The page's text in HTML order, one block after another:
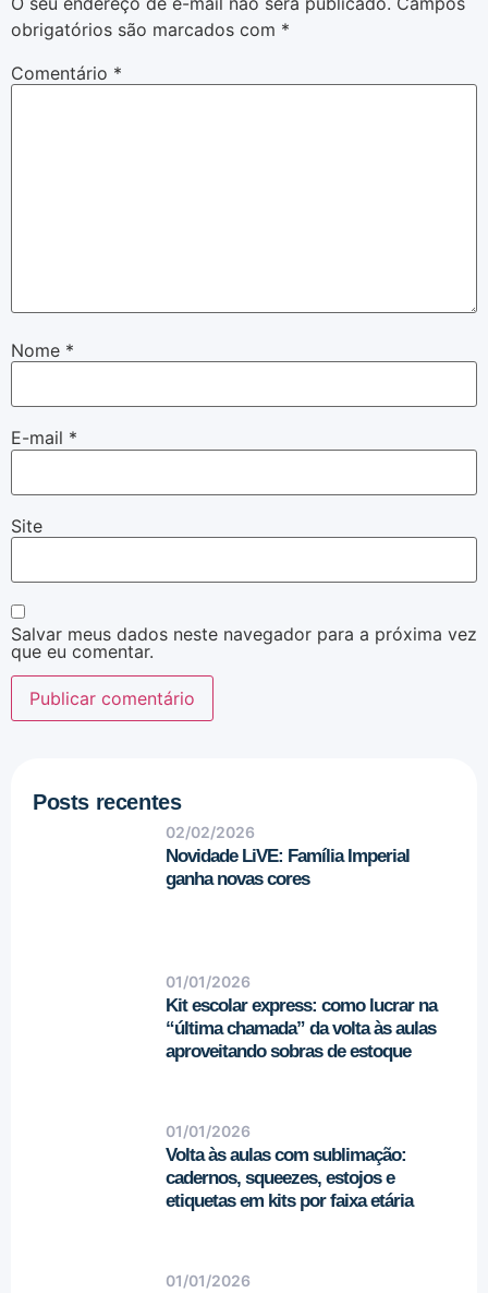
obrigatórios são marcados com *
Comentário *
Nome *
E-mail *
Site
Salvar meus dados neste navegador para a próxima vez
que eu comentar.
Posts recentes
02/02/2026
Novidade LiVE: Família Imperial
ganha novas cores
01/01/2026
Kit escolar express: como lucrar na
“última chamada” da volta às aulas
aproveitando sobras de estoque
01/01/2026
Volta às aulas com sublimação:
cadernos, squeezes, estojos e
etiquetas em kits por faixa etária
01/01/2026